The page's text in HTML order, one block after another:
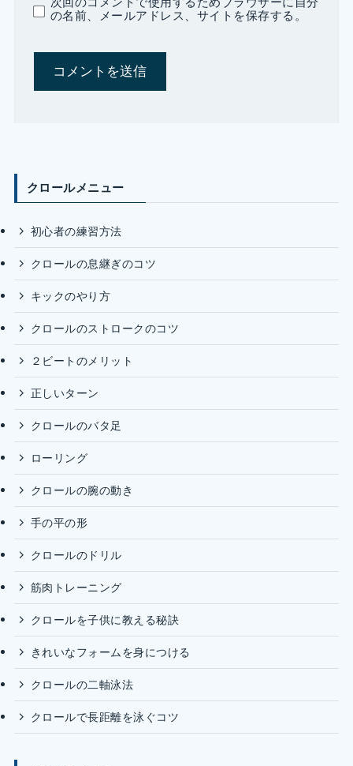
次回のコメントで使用するためブラウザーに自分
の名前、メールアドレス、サイトを保存する。
クロールメニュー
初心者の練習方法
クロールの息継ぎのコツ
キックのやり方
クロールのストロークのコツ
２ビートのメリット
正しいターン
クロールのバタ足
ローリング
クロールの腕の動き
手の平の形
クロールのドリル
筋肉トレーニング
クロールを子供に教える秘訣
きれいなフォームを身につける
クロールの二軸泳法
クロールで長距離を泳ぐコツ